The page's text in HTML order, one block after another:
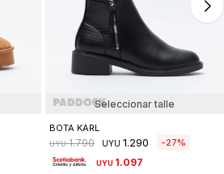
Seleccionar talle
BOTA KARL
UYU 1.790 UYU 1.290 27
UYU 1.097